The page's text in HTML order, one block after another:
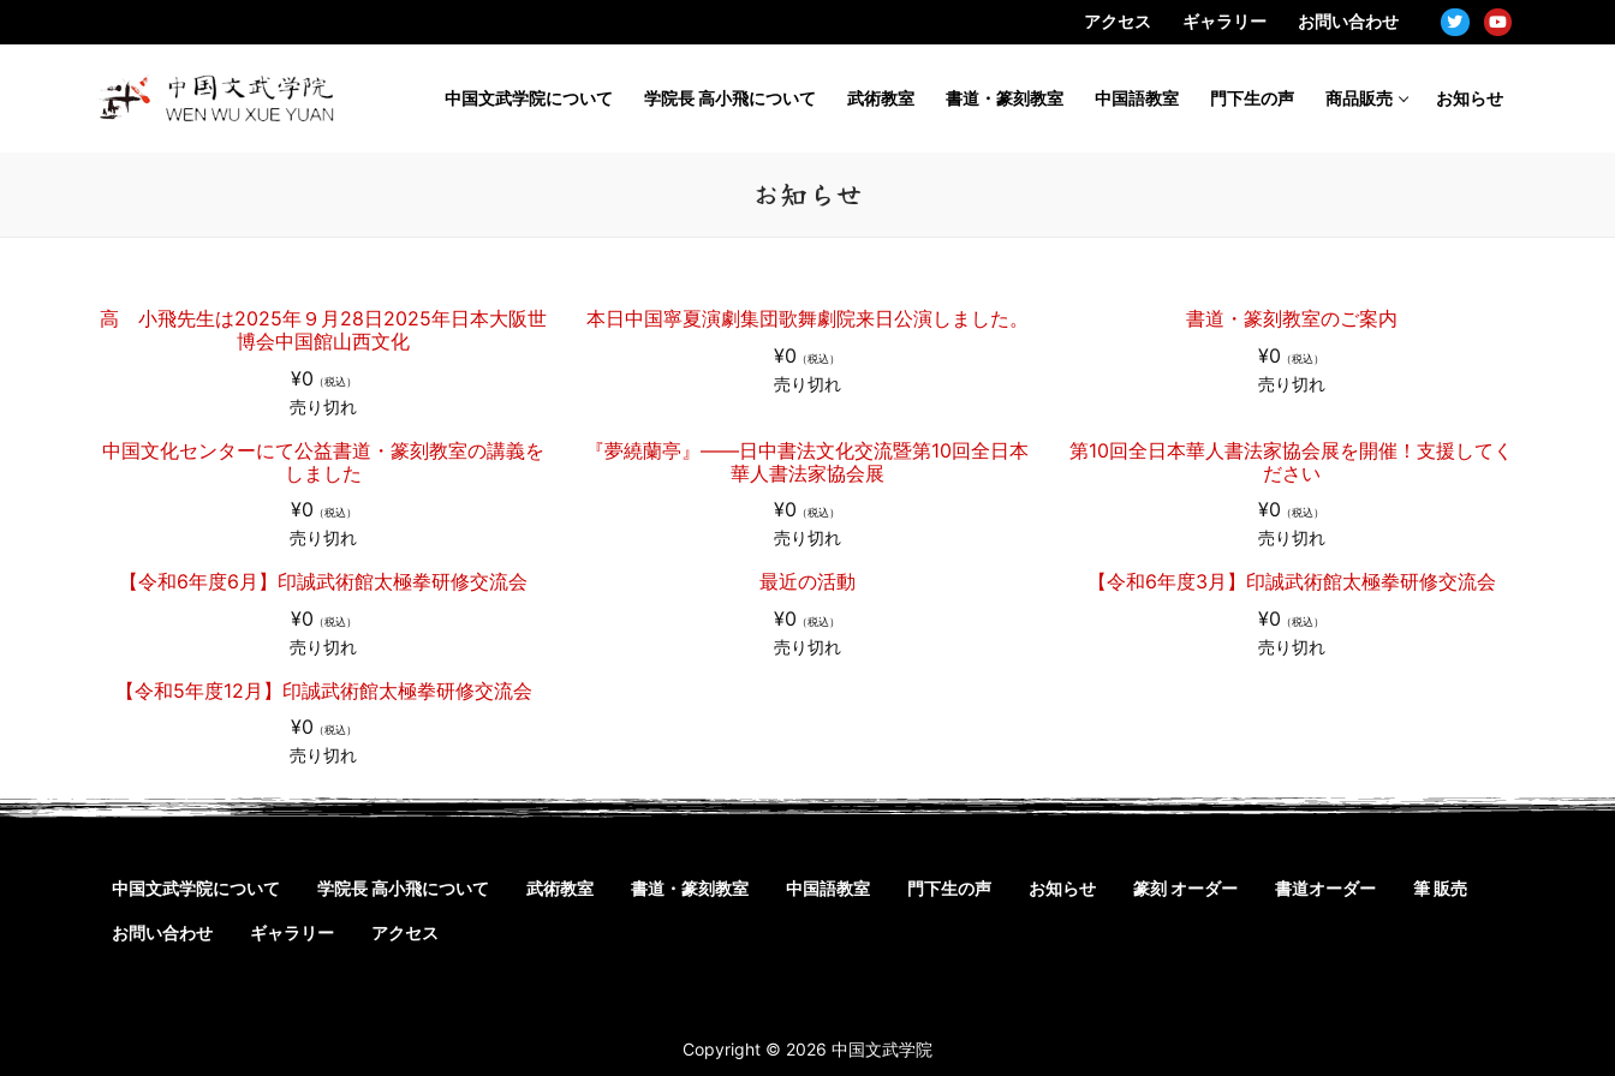
ン
アクセス ギャラリー お問い合わせ
中国文武学院について 学院長 高小飛について 武術教室 書道・篆刻教室 中国語教室 門下生の声 商品販売 お知らせ
お知らせ
高 小飛先生は2025年９月28日2025年日本大阪世
博会中国館山西文化
¥0 （税込）
売り切れ
本日中国寧夏演劇集団歌舞劇院来日公演しました。
¥0 （税込）
売り切れ
書道・篆刻教室のご案内
¥0 （税込）
売り切れ
中国文化センターにて公益書道・篆刻教室の講義を
しました
¥0 （税込）
売り切れ
『夢繞蘭亭』——日中書法文化交流暨第10回全日本
華人書法家協会展
¥0 （税込）
売り切れ
第10回全日本華人書法家協会展を開催！支援してく
ださい
¥0 （税込）
売り切れ
【令和6年度6月】印誠武術館太極拳研修交流会
¥0 （税込）
売り切れ
最近の活動
¥0 （税込）
売り切れ
【令和6年度3月】印誠武術館太極拳研修交流会
¥0 （税込）
売り切れ
【令和5年度12月】印誠武術館太極拳研修交流会
¥0 （税込）
売り切れ
中国文武学院について 学院長 高小飛について 武術教室 書道・篆刻教室 中国語教室 門下生の声 お知らせ 篆刻 オーダー 書道オーダー 筆 販売
お問い合わせ ギャラリー アクセス
Copyright © 2026 中国文武学院